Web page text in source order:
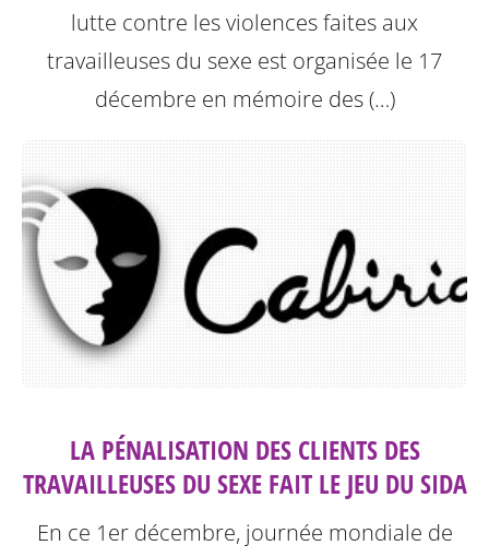
lutte contre les violences faites aux
travailleuses du sexe est organisée le 17
décembre en mémoire des (…)
LA PÉNALISATION DES CLIENTS DES
TRAVAILLEUSES DU SEXE FAIT LE JEU DU SIDA
En ce 1er décembre, journée mondiale de